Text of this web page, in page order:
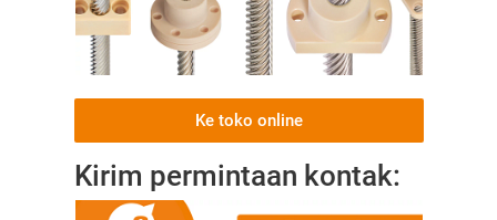
Ke toko online
Kirim permintaan kontak: